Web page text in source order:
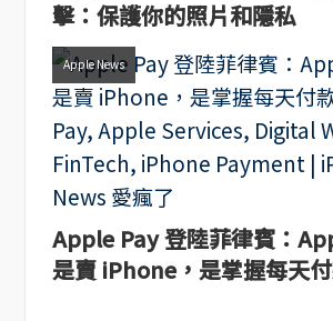
擊：保護你的照片和隱私
Apple News
Apple Pay 登陸菲律賓：
是賣 iPhone，是掌握每天